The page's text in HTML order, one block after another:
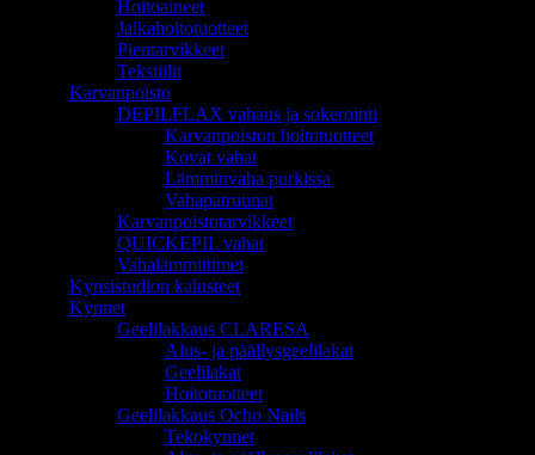
Hoitoaineet
Jalkahoitotuotteet
Pientarvikkeet
Tekstiilit
Karvanpoisto
DEPILFLAX vahaus ja sokerointi
Karvanpoiston hoitotuotteet
Kovat vahat
Lämminvaha purkissa
Vahapatruunat
Karvanpoistotarvikkeet
QUICKEPIL vahat
Vahalämmittimet
Kynsistudion kalusteet
Kynnet
Geelilakkaus CLARESA
Alus- ja päällysgeelilakat
Geelilakat
Hoitotuotteet
Geelilakkaus Ocho Nails
Tekokynnet